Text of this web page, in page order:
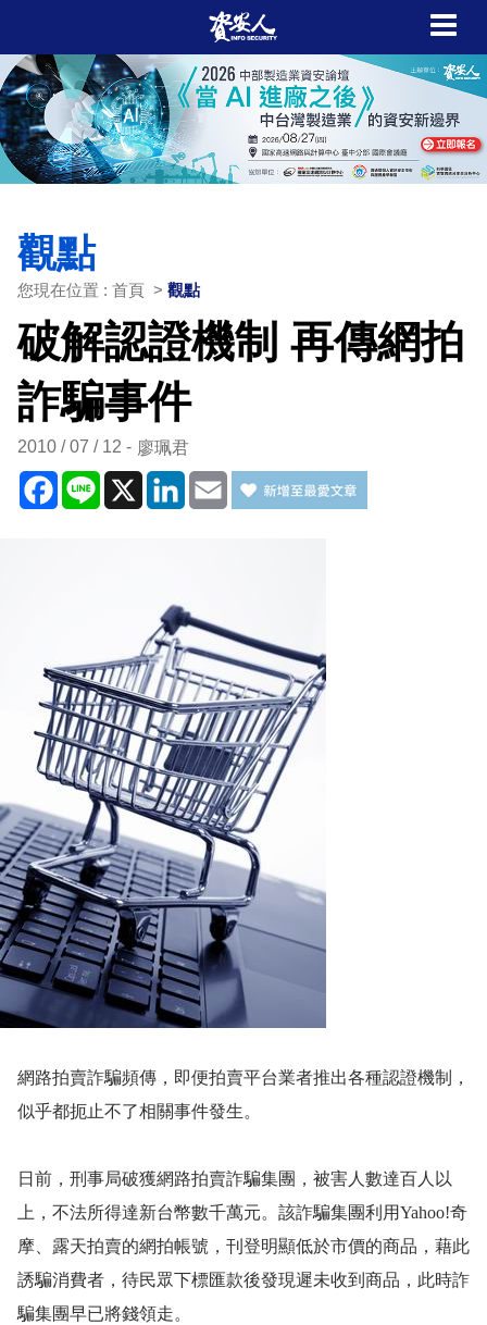
觀點
您現在位置 : 首頁 > 觀點
破解認證機制 再傳網拍
詐騙事件
2010 / 07 / 12 廖珮君
Facebook
Line X LinkedIn
Email
網路拍賣詐騙頻傳，即便拍賣平台業者推出各種認證機制，
似乎都扼止不了相關事件發生。
日前，刑事局破獲網路拍賣詐騙集團，被害人數達百人以
上，不法所得達新台幣數千萬元。該詐騙集團利用Yahoo!奇
摩、露天拍賣的網拍帳號，刊登明顯低於市價的商品，藉此
誘騙消費者，待民眾下標匯款後發現遲未收到商品，此時詐
騙集團早已將錢領走。